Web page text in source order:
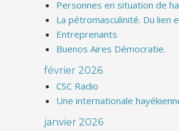
Personnes en situation de
La pétromasculinité. Du lien
Entreprenants
Buenos Aires Démocratie.
février 2026
CSC Radio
Une internationale
janvier 2026